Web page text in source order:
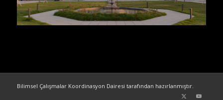
Bilimsel Çalışmalar Koordinasyon Dairesi tarafından hazırlanmıştır.